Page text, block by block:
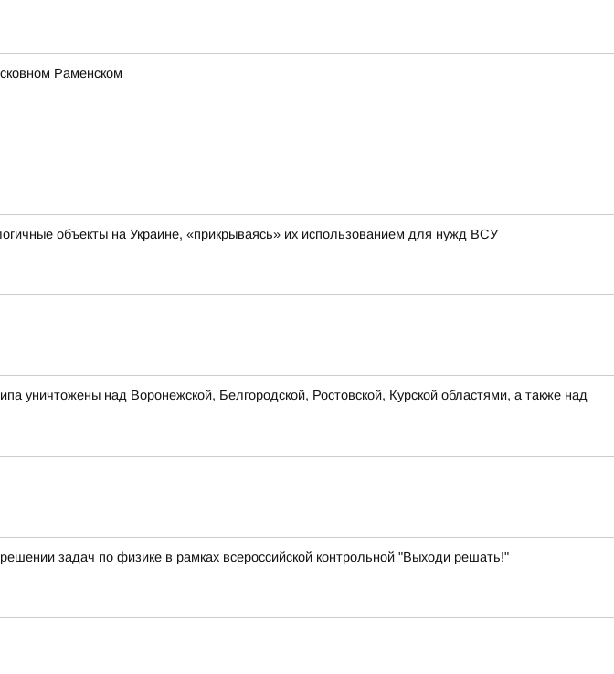
Раменском
объекты на Украине, «прикрываясь» их использованием для нужд ВСУ
уничтожены над Воронежской, Белгородской, Ростовской, Курской областями, а также над
задач по физике в рамках всероссийской контрольной "Выходи решать!"